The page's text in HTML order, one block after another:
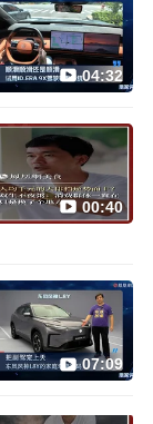
04:32
00:40
07:09